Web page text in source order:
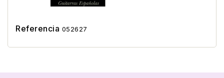
Referencia 052627